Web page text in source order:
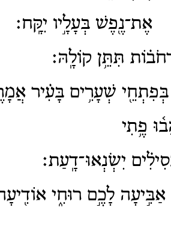
בְּעָלָ֣יו יִקָּֽח׃
תִּתֵּ֥ן קוֹלָֽהּ׃
שְׁעָרִ֥ים בָּעִ֗יר
פֶ֥תִי
יִשְׂנְאוּ־דָֽעַת׃
לָכֶ֣ם רוּחִ֑י